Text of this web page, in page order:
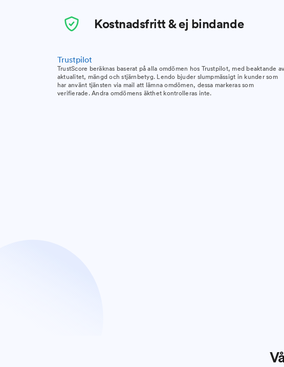
Kostnadsfritt & ej bindande
Trustpilot
TrustScore beräknas baserat på alla omdömen hos Trustpilot, med beaktande av
aktualitet, mängd och stjärnbetyg. Lendo bjuder slumpmässigt in kunder som
har använt tjänsten via mail att lämna omdömen, dessa markeras som
verifierade. Andra omdömens äkthet kontrolleras inte.